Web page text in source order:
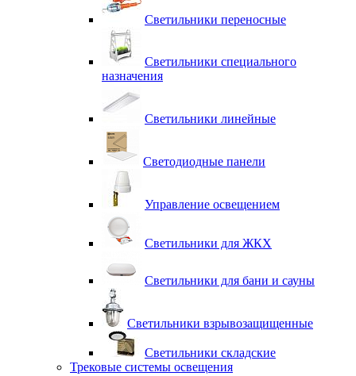
Светильники переносные
Светильники специального
назначения
Светильники линейные
Светодиодные панели
Управление освещением
Светильники для ЖКХ
Светильники для бани и сауны
Светильники взрывозащищенные
Светильники складские
Трековые системы освещения